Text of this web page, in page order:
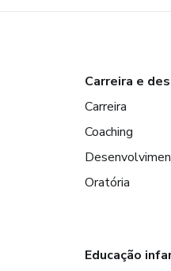
Carreira e
Carreira
Coaching
Oratória
Educação